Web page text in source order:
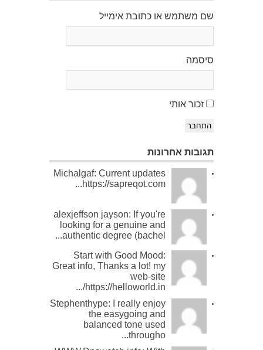
שם משתמש או כתובת אימייל
סיסמה
זכור אותי
התחבר
תגובות אחרונות
Michalgaf: Current updates
https://sapreqot.com...
alexjeffson jayson: If you're
looking for a genuine and
authentic degree (bachel...
Start with Good Mood:
Great info, Thanks a lot! my
web-site
https://helloworld.in/...
Stephenthype: I really enjoy
the easygoing and
balanced tone used
througho...